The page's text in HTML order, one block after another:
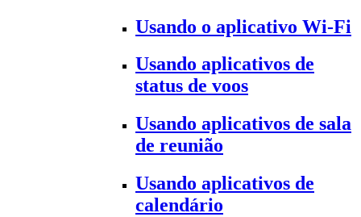
Usando o aplicativo Wi-Fi
Usando aplicativos de
status de voos
Usando aplicativos de sala
de reunião
Usando aplicativos de
calendário